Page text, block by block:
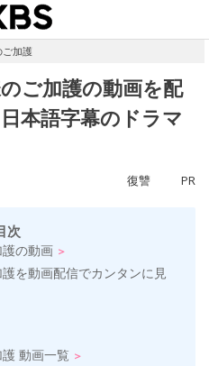
加護
ご加護の動画を配
本語字幕のドラマ
復讐 PR
次
の動画
を動画配信でカンタンに見
動画一覧